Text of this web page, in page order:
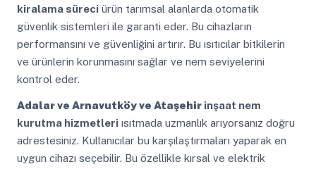
kiralama süreciürün tarımsal alanlarda otomatik
güvenlik sistemleri ile garanti eder. Bu cihazların
performansını ve güvenliğini artırır. Bu ısıtıcılar bitkilerin
ve ürünlerin korunmasını sağlar ve nem seviyelerini
kontrol eder.
Adalar ve Arnavutköy ve Ataşehirinşaat nem
kurutma hizmetleriısıtmada uzmanlık arıyorsanız doğru
adrestesiniz. Kullanıcılar bu karşılaştırmaları yaparak en
uygun cihazı seçebilir. Bu özellikle kırsal ve elektrik